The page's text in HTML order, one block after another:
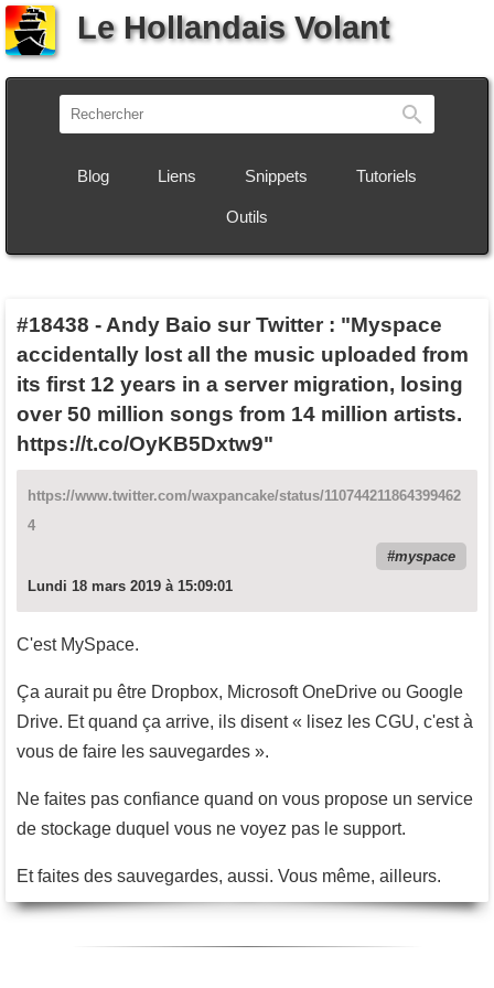
Le Hollandais Volant
Blog Liens Snippets Tutoriels
Outils
#18438 - Andy Baio sur Twitter : "Myspace
accidentally lost all the music uploaded from
its first 12 years in a server migration, losing
over 50 million songs from 14 million artists.
https://t.co/OyKB5Dxtw9"
https://www.twitter.com/waxpancake/status/110744211864399462
4
myspace
Lundi 18 mars 2019 à 15:09:01
C'est MySpace.
Ça aurait pu être Dropbox, Microsoft OneDrive ou Google
Drive. Et quand ça arrive, ils disent « lisez les CGU, c'est à
vous de faire les sauvegardes ».
Ne faites pas confiance quand on vous propose un service
de stockage duquel vous ne voyez pas le support.
Et faites des sauvegardes, aussi. Vous même, ailleurs.